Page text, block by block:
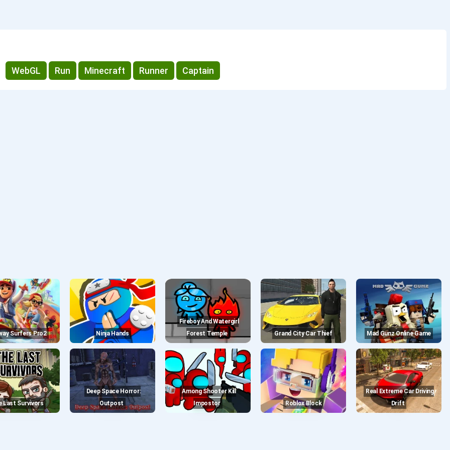
WebGL Run Minecraft Runner Captain
Surfers Pro2 Ninja Hands
Fireboy And Watergirl
Forest Temple
Grand City Car Thief Mad Gunz Online Game
Last Survivors
Deep Space Horror:
Outpost
Among Shooter Kill
Impostor
Roblox Block
Real Extreme Car Driving
Drift